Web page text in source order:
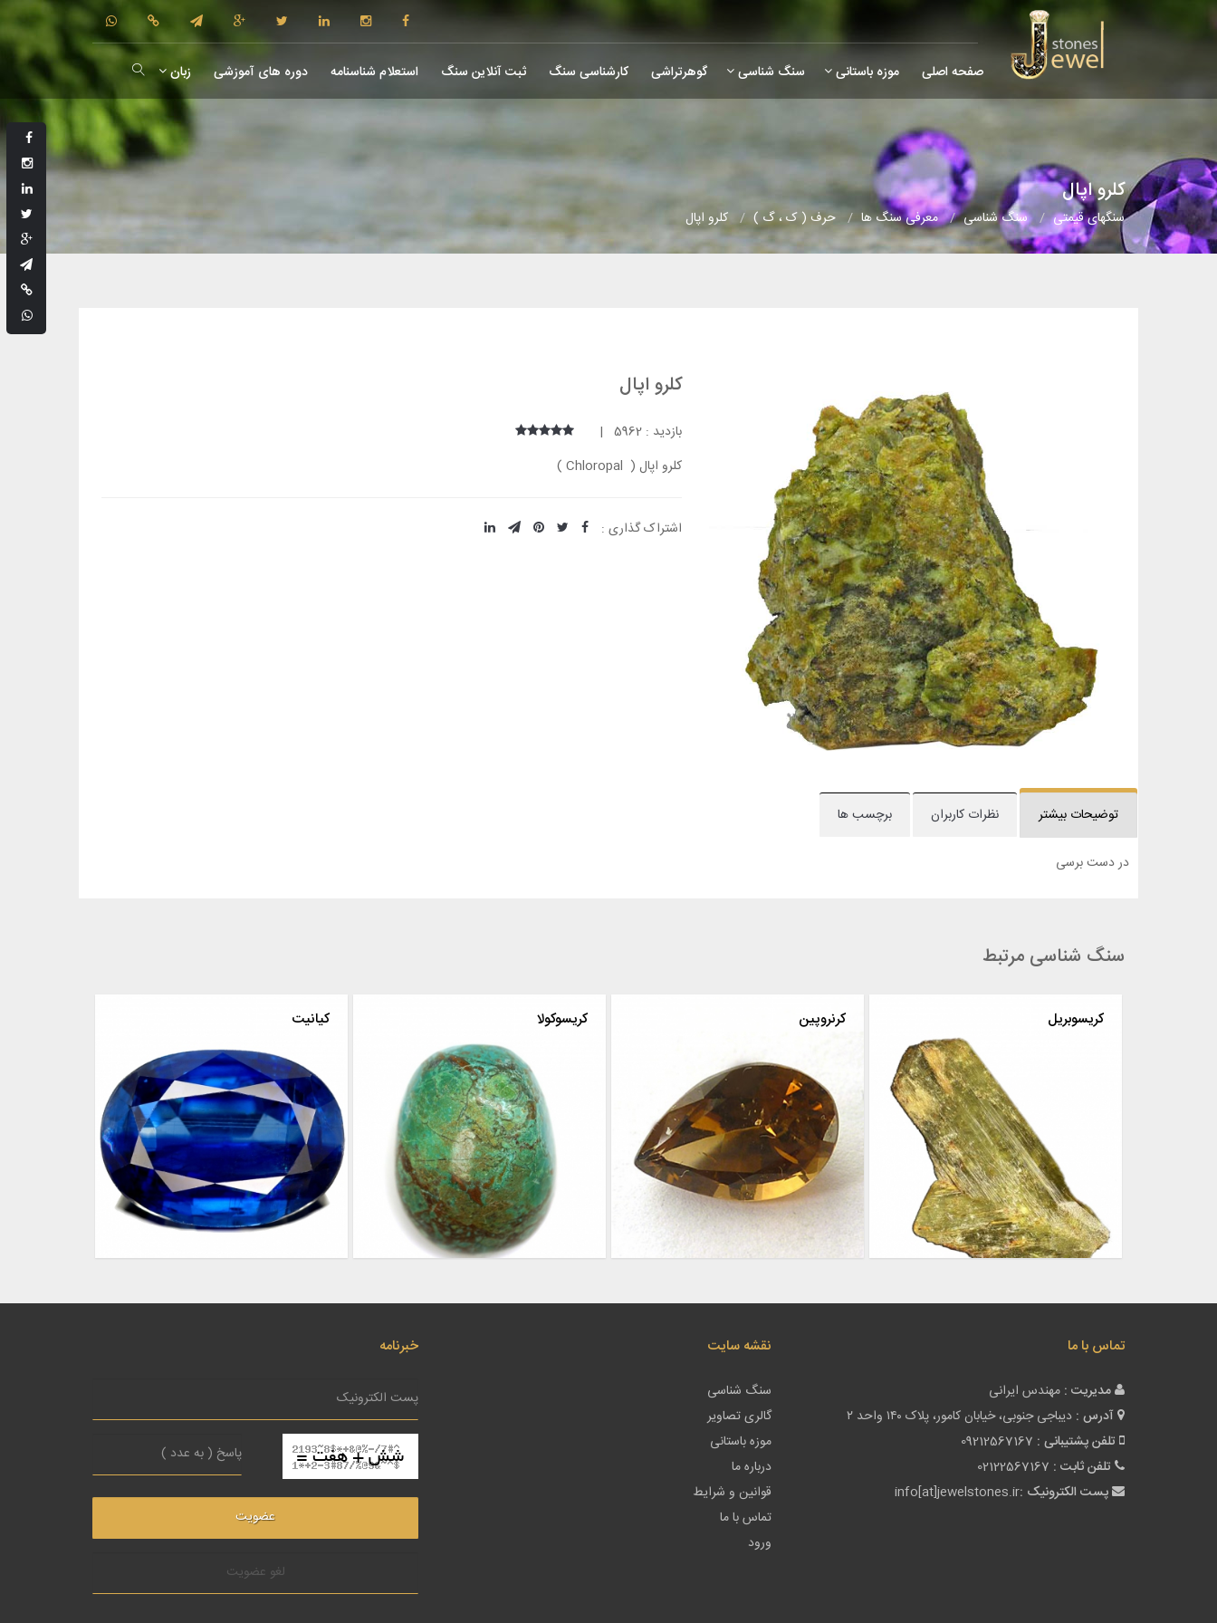
صفحه اصلی موزه باستانی سنگ شناسی گوهرتراشی کارشناسی سنگ ثبت آنلاین سنگ استعلام شناسنامه دوره های آموزشی زبان
کلرو اپال
سنگهای قیمتی سنگ شناسی معرفی سنگ ها حرف ( ک ، گ ) کلرو اپال
کلرو اپال
بازدید : 5962 |
کلرو اپال ( Chloropal )
اشتراک گذاری :
توضیحات بیشتر نظرات کاربران برچسب ها
در دست برسی
سنگ شناسی مرتبط
کیانیت کریسوکولا کرنروپین کریسوبریل
تماس با ما
مدیریت : مهندس ایرانی
آدرس : دیباجی جنوبی، خیابان کامور، پلاک ۱۴۰ واحد ۲
تلفن پشتیبانی : 09212567167
تلفن ثابت : 02122567167
پست الکترونیک :info[at]jewelstones.ir
نقشه سایت
سنگ شناسی
گالری تصاویر
موزه باستانی
درباره ما
قوانین و شرایط
تماس با ما
ورود
خبرنامه
لغو عضویت